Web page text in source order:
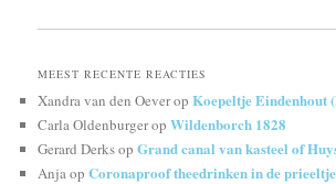
MEEST RECENTE REACTIES
Xandra van den OeveropKoepeltje Eindenhout
Carla OldenburgeropWildenborch 1828
Gerard DerksopGrand canal van kasteel of
AnjaopCoronaproof theedrinken in de